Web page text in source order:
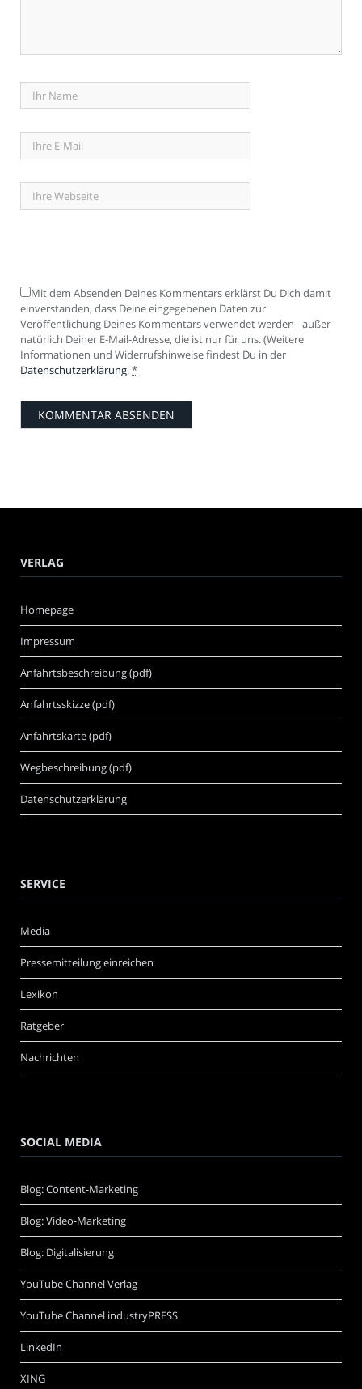
Mit dem Absenden Deines Kommentars erklärst Du Dich damit
einverstanden, dass Deine eingegebenen Daten zur
Veröffentlichung Deines Kommentars verwendet werden - außer
natürlich Deiner E-Mail-Adresse, die ist nur für uns. (Weitere
Informationen und Widerrufshinweise findest Du in der
Datenschutzerklärung.*
VERLAG
Homepage
Impressum
Anfahrtsbeschreibung (pdf)
Anfahrtsskizze (pdf)
Anfahrtskarte (pdf)
Wegbeschreibung (pdf)
Datenschutzerklärung
SERVICE
Media
Pressemitteilung einreichen
Lexikon
Ratgeber
Nachrichten
SOCIAL MEDIA
Blog: Content-Marketing
Blog: Video-Marketing
Blog: Digitalisierung
YouTube Channel Verlag
YouTube Channel industryPRESS
LinkedIn
XING